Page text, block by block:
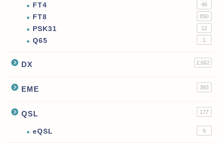
FT4 46
FT8 850
PSK31 12
Q65 1
DX 2,662
EME 393
QSL 177
eQSL 9